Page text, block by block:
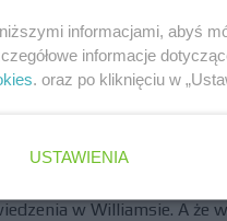
chciała sabotować jego wynik
kierowca
w Williamsie. A że
informacjami, abyś
informacje
. oraz po kliknięciu w
USTAWIENIA